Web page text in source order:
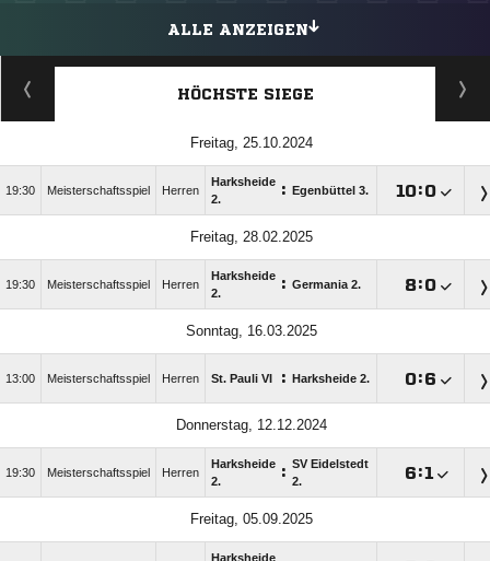
ALLE ANZEIGEN
HÖCHSTE SIEGE
Freitag, 25.10.2024
19:30 Meisterschaftsspiel Herren
Harksheide
2.
: Egenbüttel 3. :
Freitag, 28.02.2025
19:30 Meisterschaftsspiel Herren
Harksheide
2.
: Germania 2. :
Sonntag, 16.03.2025
13:00 Meisterschaftsspiel Herren St. Pauli VI : Harksheide 2. :
Donnerstag, 12.12.2024
19:30 Meisterschaftsspiel Herren
Harksheide
2.
: SV Eidelstedt
2.
:
Freitag, 05.09.2025
Harksheide